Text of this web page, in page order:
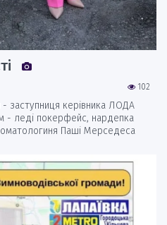
102
заступниця керівника ЛОДА
- леді покерфейс, нардепка
Паші Мерседеса